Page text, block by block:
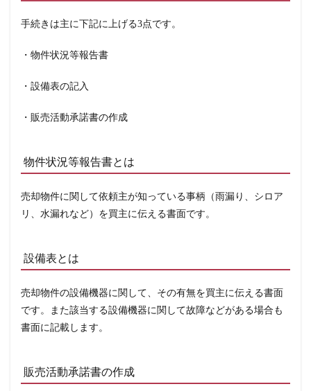
手続きは主に下記に上げる3点です。
・物件状況等報告書
・設備表の記入
・販売活動承諾書の作成
物件状況等報告書とは
売却物件に関して依頼主が知っている事柄（雨漏り、シロア
リ、水漏れなど）を買主に伝える書面です。
設備表とは
売却物件の設備機器に関して、その有無を買主に伝える書面
です。また該当する設備機器に関して故障などがある場合も
書面に記載します。
販売活動承諾書の作成